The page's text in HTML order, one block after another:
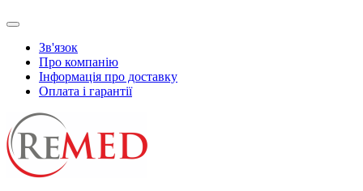
Зв'язок
Про компанію
Інформація про доставку
Оплата і гарантії